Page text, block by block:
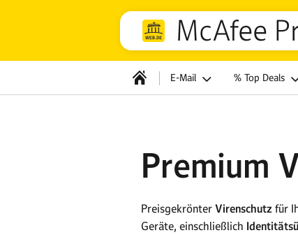
McAfee
E-Mail % Top Deals
Premium
Preisgekrönter Virenschutz für
Geräte, einschließlich